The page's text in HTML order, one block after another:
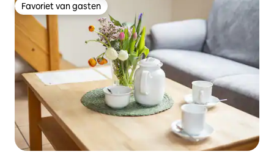
Favoriet van gasten
Favoriet van gasten